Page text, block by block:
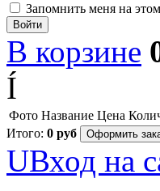
Запомнить меня на
Войти
В корзине
Í
Фото Название Цена
Итого: 0 руб Оформить
UВход на